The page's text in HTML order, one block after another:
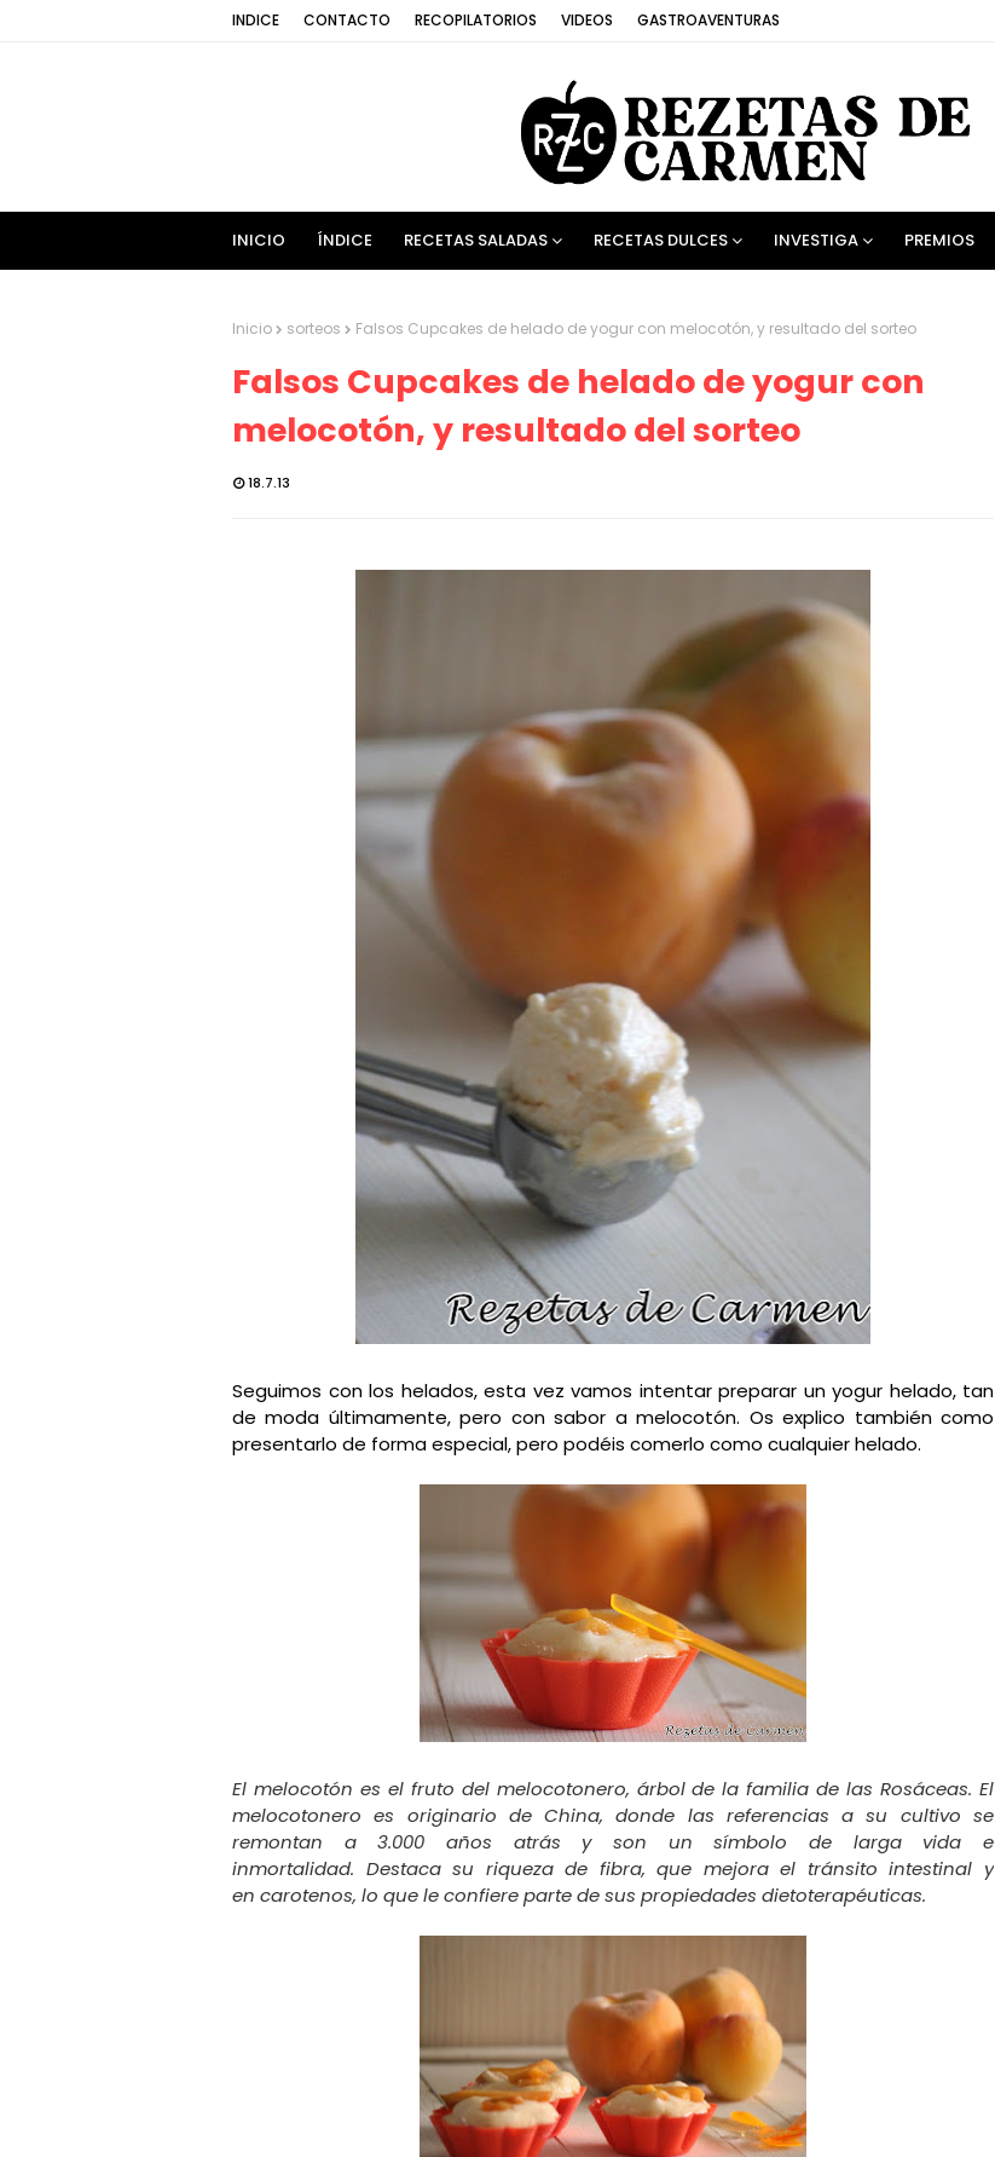
INDICE CONTACTO RECOPILATORIOS VIDEOS GASTROAVENTURAS
INICIO ÍNDICE RECETAS SALADAS RECETAS DULCES INVESTIGA PREMIOS
Inicio sorteos Falsos Cupcakes de helado de yogur con melocotón, y resultado del sorteo
Falsos Cupcakes de helado de yogur con
melocotón, y resultado del sorteo
18.7.13
Seguimos con los helados, esta vez vamos intentar preparar un yogur helado, tan
de moda últimamente, pero con sabor a melocotón. Os explico también como
presentarlo de forma especial, pero podéis comerlo como cualquier helado.
El melocotón es el fruto del melocotonero, árbol de la familia de las Rosáceas. El
melocotonero es originario de China, donde las referencias a su cultivo se
remontan a 3.000 años atrás y son un símbolo de larga vida e
inmortalidad. Destaca su riqueza de fibra, que mejora el tránsito intestinal y
en carotenos, lo que le confiere parte de sus propiedades dietoterapéuticas.